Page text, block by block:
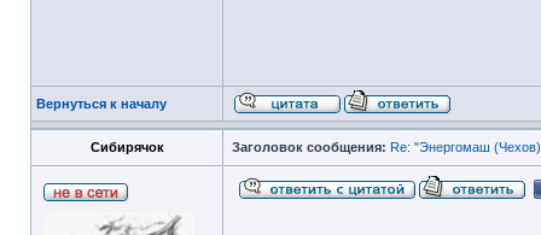
Вернуться к началу
Сибирячок Заголовок сообщения: Re: "Энергомаш